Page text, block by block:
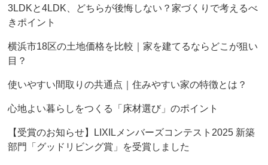
3LDKと4LDK、どちらが後悔しない？家づくりで考えるべ
きポイント
横浜市18区の土地価格を比較｜家を建てるならどこが狙い
目？
使いやすい間取りの共通点｜住みやすい家の特徴とは？
心地よい暮らしをつくる「床材選び」のポイント
【受賞のお知らせ】LIXILメンバーズコンテスト2025 新築
部門「グッドリビング賞」を受賞しました